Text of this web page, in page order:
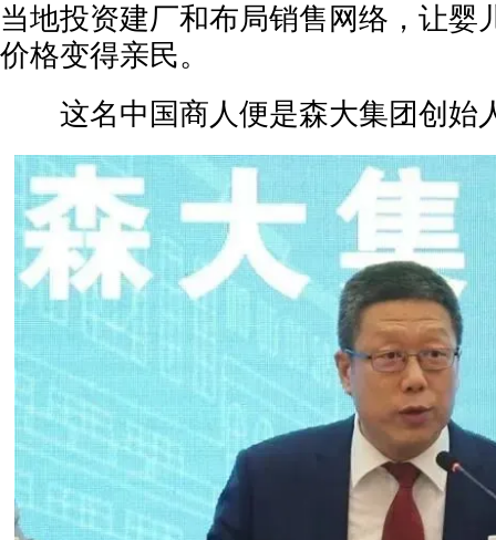
当地投资建厂和布局销售网络，让婴
价格变得亲民。
这名中国商人便是森大集团创始